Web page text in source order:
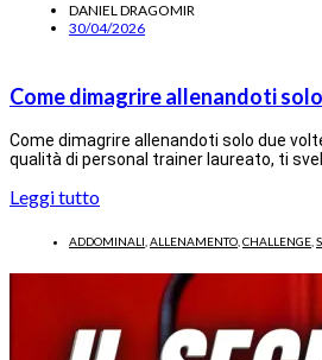
DANIEL DRAGOMIR
30/04/2026
Come dimagrire allenandoti
Come dimagrire allenandoti solo due
qualità di personal trainer laureato, ti
Leggi tutto
ADDOMINALI ALLENAMENTO CHALLENGE